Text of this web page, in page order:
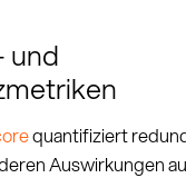
und
quantifiziert
Auswirkungen